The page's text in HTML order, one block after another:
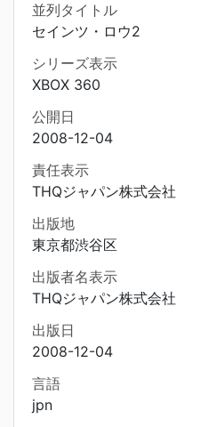
並列タイトル
セインツ・ロウ2
シリーズ表示
XBOX 360
公開日
2008-12-04
責任表示
THQジャパン株式会社
出版地
東京都渋谷区
出版者名表示
THQジャパン株式会社
出版日
2008-12-04
言語
jpn